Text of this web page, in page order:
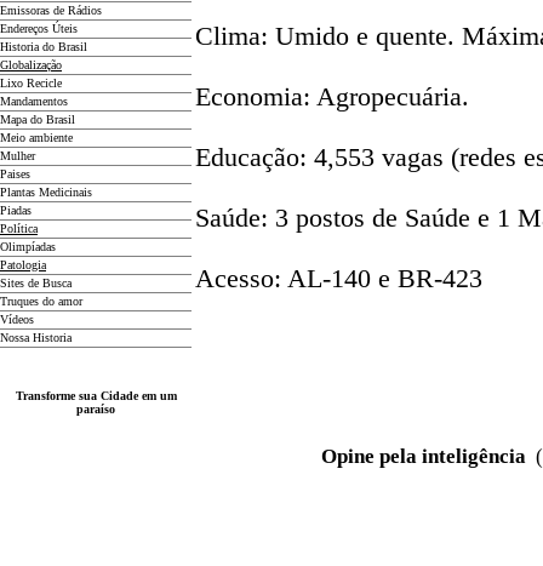
Emissoras de Rádios
Endereços Úteis
Historia do Brasil
Globalização
Lixo Recicle
Mandamentos
Mapa do Brasil
Meio ambiente
Mulher
Paises
Plantas Medicinais
Piadas
Política
Olimpíadas
Patologia
Sites de Busca
Truques do amor
Vídeos
Nossa Historia
Transforme sua Cidade em um
paraíso
Clima: Umido e quente.
Economia: Agropecuária.
Educação: 4,553 vagas (redes
Saúde: 3 postos de Saúde e 1
Acesso: AL-140 e BR-423
Opine pela inteligência